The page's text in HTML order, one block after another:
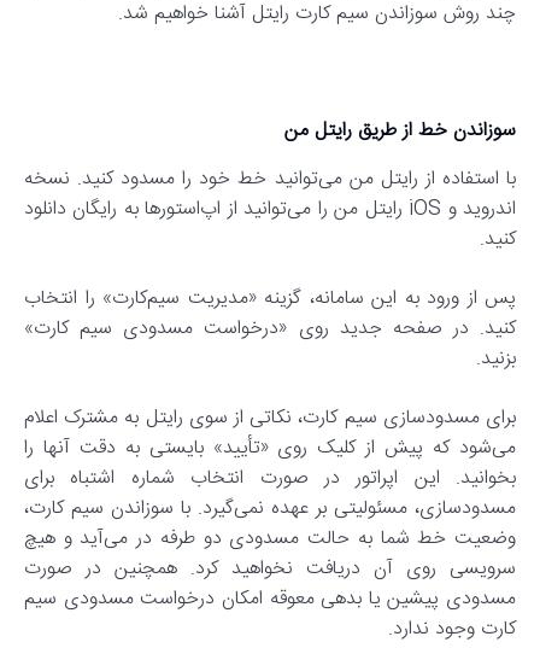
چند روش سوزاندن سیم کارت رایتل آشنا خواهیم شد.
سوزاندن خط از طریق رایتل من
با استفاده از رایتل من می‌توانید خط خود را مسدود کنید. نسخه
اندروید و iOS رایتل من را می‌توانید از اپ‌استورها به رایگان دانلود
کنید.
پس از ورود به این سامانه، گزینه «مدیریت سیم‌کارت» را انتخاب
کنید. در صفحه جدید روی «درخواست مسدودی سیم کارت»
بزنید.
برای مسدودسازی سیم کارت، نکاتی از سوی رایتل به مشترک اعلام
می‌شود که پیش از کلیک روی «تأیید» بایستی به دقت آنها را
بخوانید. این اپراتور در صورت انتخاب شماره اشتباه برای
مسدودسازی، مسئولیتی بر عهده نمی‌گیرد. با سوزاندن سیم کارت،
وضعیت خط شما به حالت مسدودی دو طرفه در می‌آید و هیچ
سرویسی روی آن دریافت نخواهید کرد. همچنین در صورت
مسدودی پیشین یا بدهی معوقه امکان درخواست مسدودی سیم
کارت وجود ندارد.